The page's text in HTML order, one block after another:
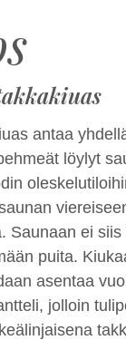
antaa
löylyt
Saunaan ei
puita.
asentaa
jolloin